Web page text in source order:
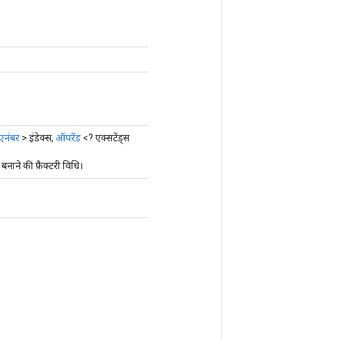
> इंडेक्स, ऑपरेंड <? एक्सटेंड्स
की फ़ैक्टरी विधि।